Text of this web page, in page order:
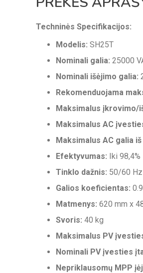
Techninės Specifikacijos:
Modelis: SH25T
Nominali galia: 25000
Nominali išėjimo galia:
Rekomenduojama
Maksimalus įkrovimo/
Maksimalus AC
Maksimalus AC galia
Efektyvumas: Iki 98,4%
Tinklo dažnis: 50/60 Hz
Galios koeficientas:
Matmenys: 620 mm x
Svoris: 40 kg
Maksimalus PV
Nominali PV įvesties
Nepriklausomų MPP